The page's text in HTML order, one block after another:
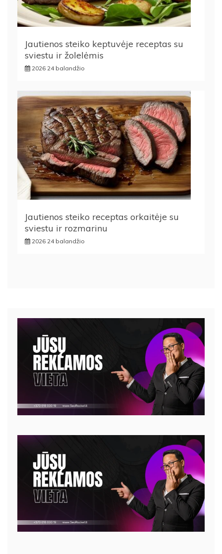
Jautienos steiko keptuvėje receptas su
sviestu ir žolelėmis
2026 24 balandžio
Jautienos steiko receptas orkaitėje su
sviestu ir rozmarinu
2026 24 balandžio